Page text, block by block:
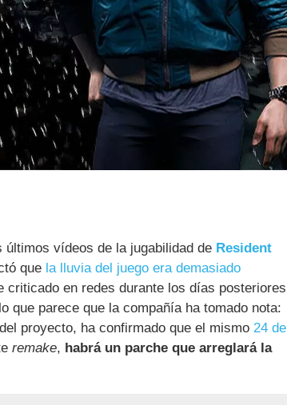
últimos vídeos de la jugabilidad de Resident
que la lluvia del juego era demasiado
criticado en redes durante los días posteriores
que parece que la compañía ha tomado nota:
del proyecto, ha confirmado que el mismo 24 de
remake, habrá un parche que arreglará la